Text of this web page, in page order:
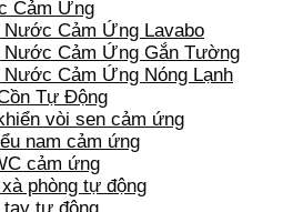
Cảm Ứng
Nước Cảm Ứng Lavabo
Nước Cảm Ứng Gắn Tường
Nước Cảm Ứng Nóng Lạnh
Tự Động
vòi sen cảm ứng
nam cảm ứng
cảm ứng
phòng tự động